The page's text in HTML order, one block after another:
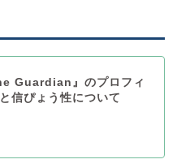
Guardian』のプロフィ
信ぴょう性について